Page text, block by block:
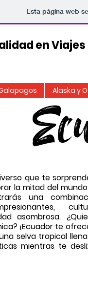
Esta página web
en
Alaska y
que te
la mitad del
una
asombrosa.
¡Ecuador te
selva tropical
mientras te